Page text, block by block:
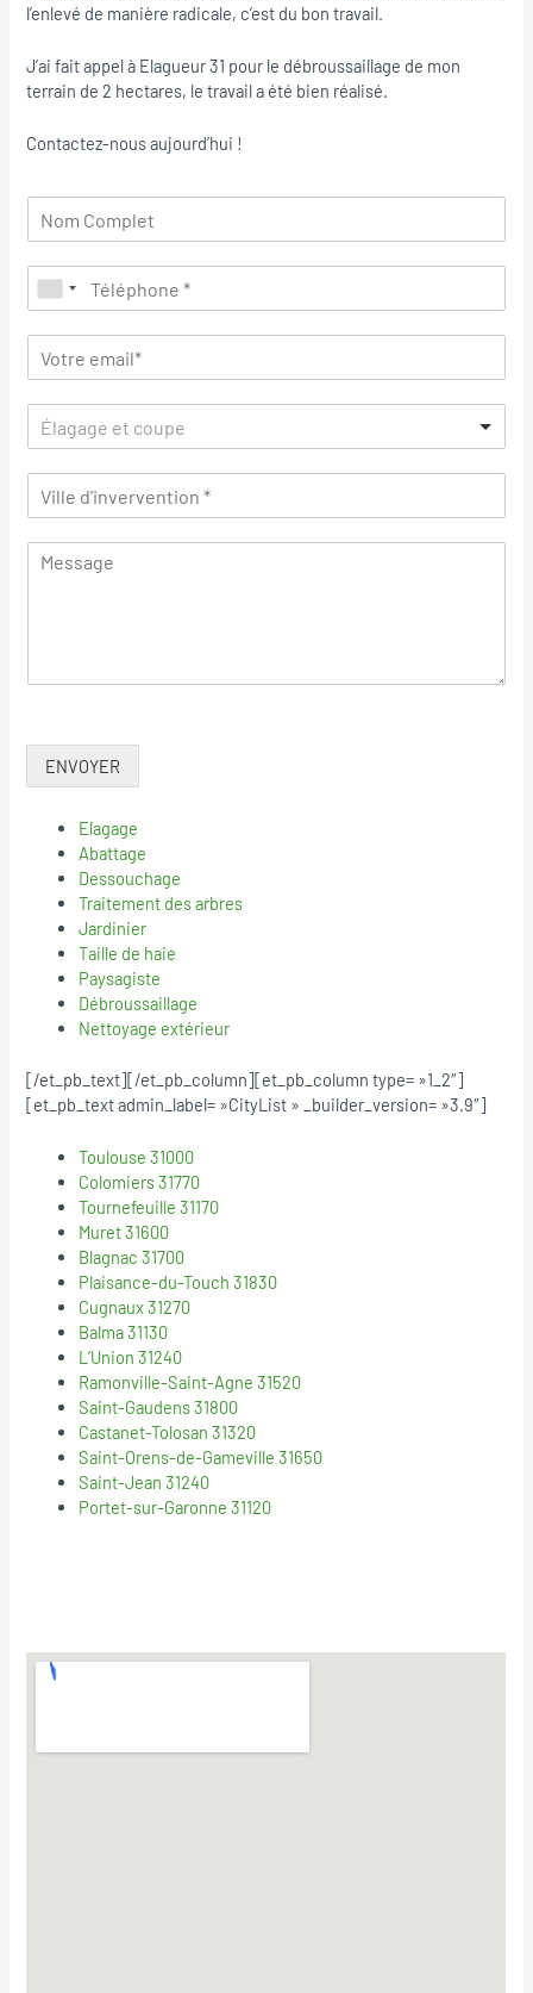
l’enlevé de manière radicale, c’est du bon travail.
J’ai fait appel à Elagueur 31 pour le débroussaillage de mon
terrain de 2 hectares, le travail a été bien réalisé.
Contactez-nous aujourd’hui !
Élagage et coupe
ENVOYER
Elagage
Abattage
Dessouchage
Traitement des arbres
Jardinier
Taille de haie
Paysagiste
Débroussaillage
Nettoyage extérieur
[/et_pb_text][/et_pb_column][et_pb_column type= »1_2″]
[et_pb_text admin_label= »CityList » _builder_version= »3.9″]
Toulouse 31000
Colomiers 31770
Tournefeuille 31170
Muret 31600
Blagnac 31700
Plaisance-du-Touch 31830
Cugnaux 31270
Balma 31130
L’Union 31240
Ramonville-Saint-Agne 31520
Saint-Gaudens 31800
Castanet-Tolosan 31320
Saint-Orens-de-Gameville 31650
Saint-Jean 31240
Portet-sur-Garonne 31120